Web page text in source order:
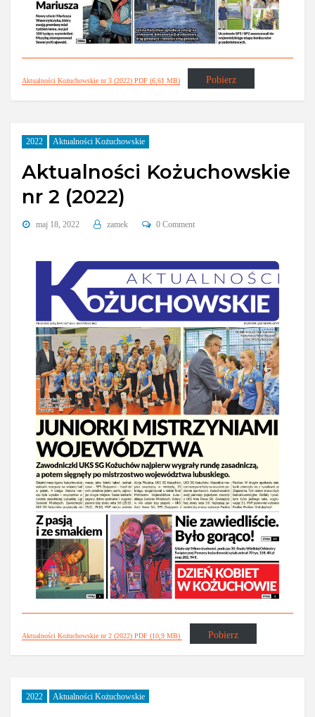
Aktualności Kożuchowskie nr 3 (2022) PDF (6,61 MB) Pobierz
2022 Aktualności Kożuchowskie
Aktualności Kożuchowskie
nr 2 (2022)
maj 18, 2022 zamek 0 Comment
Aktualności Kożuchowskie nr 2 (2022) PDF (10,9 MB) Pobierz
2022 Aktualności Kożuchowskie